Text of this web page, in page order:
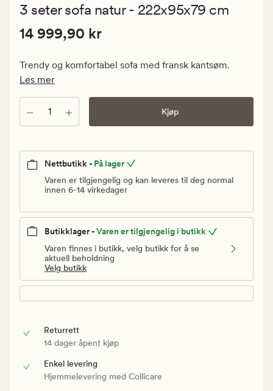
med
3 seter sofa natur - 222x95x79 cm
Pris
Vanlig
pris
14
Pris 14 999,90 kr
14 999,90 kr
Trendy og komfortabel sofa med fransk kantsøm.
Les mer
Antall Kjøp
Nettbutikk - På lager
Varen er tilgjengelig og kan leveres til deg normal
innen 6-14 virkedager
Butikklager -Varen er tilgjengelig i butikk
Varen finnes i butikk, velg butikk for å se
aktuell beholdning
Velg butikk
Returrett
14 dager åpent kjøp
Enkel levering
Hjemmelevering med Collicare